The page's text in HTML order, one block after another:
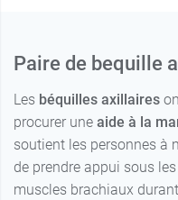
Paire de bequille
Les béquilles axillaires
procurer une aide à la
soutient les personnes à
de prendre appui sous
muscles brachiaux